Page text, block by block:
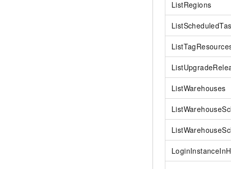
ListRegions
ListWarehouses